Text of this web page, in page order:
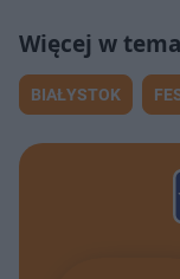
BIAŁYSTOK